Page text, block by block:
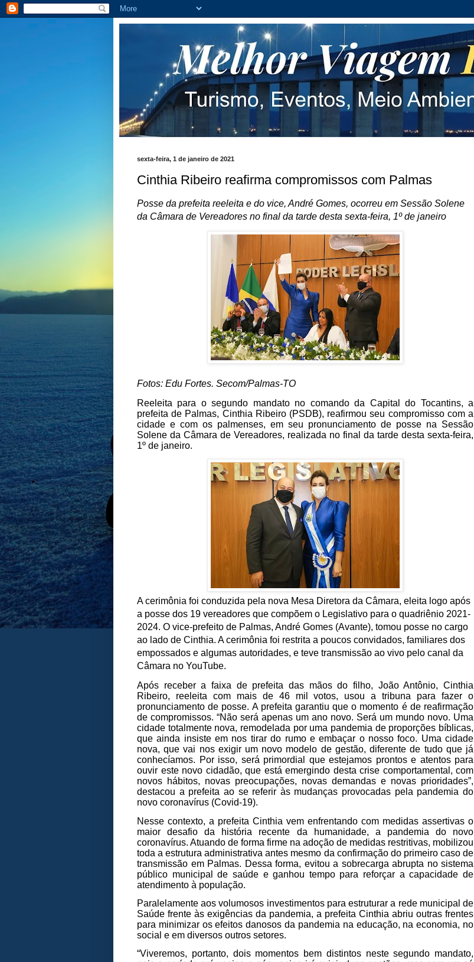
sexta-feira, 1 de janeiro de 2021
Cinthia Ribeiro reafirma compromissos com Palmas
Posse da prefeita reeleita e do vice, André Gomes, ocorreu em Sessão Solene
da Câmara de Vereadores no final da tarde desta sexta-feira, 1º de janeiro
Fotos: Edu Fortes. Secom/Palmas-TO
Reeleita para o segundo mandato no comando da Capital do Tocantins, a
prefeita de Palmas, Cinthia Ribeiro (PSDB), reafirmou seu compromisso com a
cidade e com os palmenses, em seu pronunciamento de posse na Sessão
Solene da Câmara de Vereadores, realizada no final da tarde desta sexta-feira,
1º de janeiro.
A cerimônia foi conduzida pela nova Mesa Diretora da Câmara, eleita logo após
a posse dos 19 vereadores que compõem o Legislativo para o quadriênio 2021-
2024. O vice-prefeito de Palmas, André Gomes (Avante), tomou posse no cargo
ao lado de Cinthia. A cerimônia foi restrita a poucos convidados, familiares dos
empossados e algumas autoridades, e teve transmissão ao vivo pelo canal da
Câmara no YouTube.
Após receber a faixa de prefeita das mãos do filho, João Antônio, Cinthia
Ribeiro, reeleita com mais de 46 mil votos, usou a tribuna para fazer o
pronunciamento de posse. A prefeita garantiu que o momento é de reafirmação
de compromissos. “Não será apenas um ano novo. Será um mundo novo. Uma
cidade totalmente nova, remodelada por uma pandemia de proporções bíblicas,
que ainda insiste em nos tirar do rumo e embaçar o nosso foco. Uma cidade
nova, que vai nos exigir um novo modelo de gestão, diferente de tudo que já
conhecíamos. Por isso, será primordial que estejamos prontos e atentos para
ouvir este novo cidadão, que está emergindo desta crise comportamental, com
novos hábitos, novas preocupações, novas demandas e novas prioridades”,
destacou a prefeita ao se referir às mudanças provocadas pela pandemia do
novo coronavírus (Covid-19).
Nesse contexto, a prefeita Cinthia vem enfrentando com medidas assertivas o
maior desafio da história recente da humanidade, a pandemia do novo
coronavírus. Atuando de forma firme na adoção de medidas restritivas, mobilizou
toda a estrutura administrativa antes mesmo da confirmação do primeiro caso de
transmissão em Palmas. Dessa forma, evitou a sobrecarga abrupta no sistema
público municipal de saúde e ganhou tempo para reforçar a capacidade de
atendimento à população.
Paralelamente aos volumosos investimentos para estruturar a rede municipal de
Saúde frente às exigências da pandemia, a prefeita Cinthia abriu outras frentes
para minimizar os efeitos danosos da pandemia na educação, na economia, no
social e em diversos outros setores.
“Viveremos, portanto, dois momentos bem distintos neste segundo mandato,